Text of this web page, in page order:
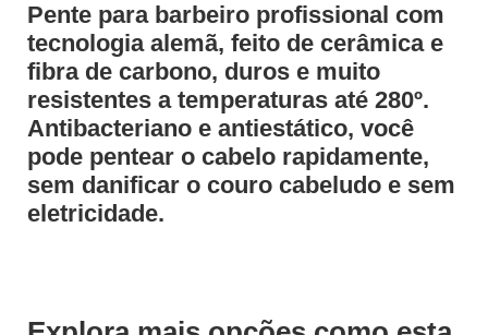
Pente para barbeiro profissional com
tecnologia alemã, feito de cerâmica e
fibra de carbono, duros e muito
resistentes a temperaturas até 280º.
Antibacteriano e antiestático, você
pode pentear o cabelo rapidamente,
sem danificar o couro cabeludo e sem
eletricidade.